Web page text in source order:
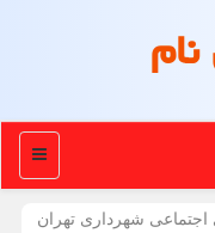
منو
شهرداری تهران